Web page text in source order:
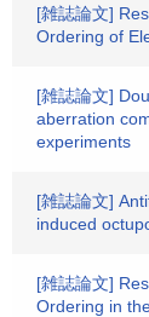
[雑誌論文]
Ordering of
[雑誌論文]
aberration
experiments
[雑誌論文]
induced
[雑誌論文]
Ordering in